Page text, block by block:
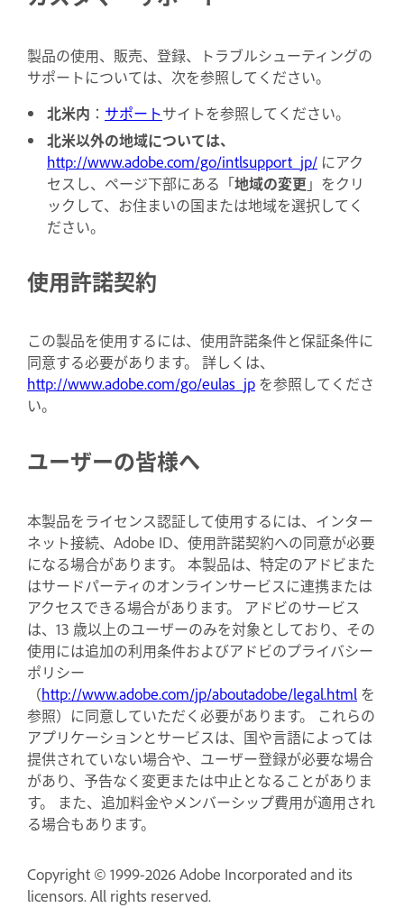
製品の使用、販売、登録、トラブルシューティングの
サポートについては、次を参照してください。
北米内 ： サポートサイトを参照してください。
北米以外の地域については、
http://www.adobe.com/go/intlsupport_jp/ にアク
セスし、ページ下部にある「地域の変更 」をクリ
ックして、お住まいの国または地域を選択してく
ださい。
使用許諾契約
この製品を使用するには、使用許諾条件と保証条件に
同意する必要があります。 詳しくは、
http://www.adobe.com/go/eulas_jp を参照してくださ
い。
ユーザーの皆様へ
本製品をライセンス認証して使用するには、インター
ネット接続、Adobe ID、使用許諾契約への同意が必要
になる場合があります。 本製品は、特定のアドビまた
はサードパーティのオンラインサービスに連携または
アクセスできる場合があります。 アドビのサービス
は、13 歳以上のユーザーのみを対象としており、その
使用には追加の利用条件およびアドビのプライバシー
ポリシー
（http://www.adobe.com/jp/aboutadobe/legal.html を
参照）に同意していただく必要があります。 これらの
アプリケーションとサービスは、国や言語によっては
提供されていない場合や、ユーザー登録が必要な場合
があり、予告なく変更または中止となることがありま
す。 また、追加料金やメンバーシップ費用が適用され
る場合もあります。
Copyright © 1999-2026 Adobe Incorporated and its
licensors. All rights reserved.